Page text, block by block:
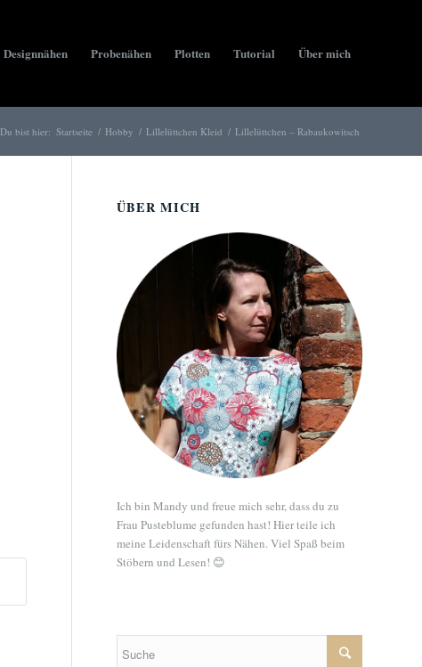
Designnähen Probenähen Plotten Tutorial Über mich
Du bist hier: Startseite / Hobby / Lillelüttchen Kleid / Lillelüttchen – Rabaukowitsch
ÜBER MICH
Ich bin Mandy und freue mich sehr, dass du zu
Frau Pusteblume gefunden hast! Hier teile ich
meine Leidenschaft fürs Nähen. Viel Spaß beim
Stöbern und Lesen! 😊